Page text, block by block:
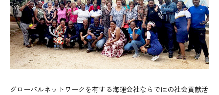
グローバルネットワークを有する海運会社ならではの社会貢献活